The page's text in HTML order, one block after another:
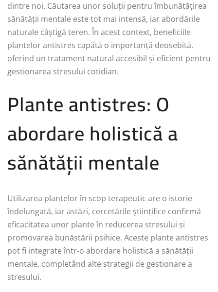
dintre noi. Căutarea unor soluții pentru îmbunătățirea
sănătății mentale este tot mai intensă, iar abordările
naturale câștigă teren. În acest context, beneficiile
plantelor antistres capătă o importanță deosebită,
oferind un tratament natural accesibil și eficient pentru
gestionarea stresului cotidian.
Plante antistres: O
abordare holistică a
sănătății mentale
Utilizarea plantelor în scop terapeutic are o istorie
îndelungată, iar astăzi, cercetările științifice confirmă
eficacitatea unor plante în reducerea stresului și
promovarea bunăstării psihice. Aceste plante antistres
pot fi integrate într-o abordare holistică a sănătății
mentale, completând alte strategii de gestionare a
stresului.